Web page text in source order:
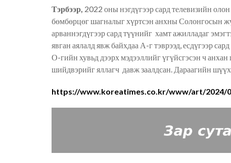
Тэрбээр, 2022 оны нэгдүгээр сард телевизийн
бөмбөрцөг шагналыг хүртсэн анхны Солонгосын
арваннэгдүгээр сард түүнийг хамт ажилладаг
явган аялалд явж байхдаа А-г тэврээд, есдүгээр
О-гийн хувьд дээрх мэдээллийг үгүйсгэсэн ч
шийдвэрийг яллагч давж заалдсан. Дараагийн
https://www.koreatimes.co.kr/www/art/2024/